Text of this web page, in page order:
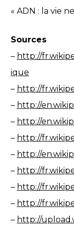
« ADN : la vie
Sources
– http://
ique
– http://
– http://
– http://
– http://
– http://
– http://
– http://
– http://
– http://